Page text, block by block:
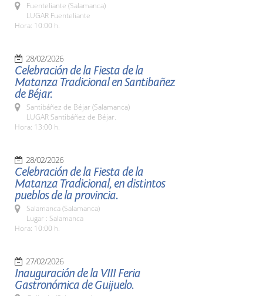
Fuenteliante (Salamanca)
LUGAR Fuenteliante
Hora: 10:00 h.
28/02/2026
Celebración de la Fiesta de la
Matanza Tradicional en Santibañez
de Béjar.
Santibáñez de Béjar (Salamanca)
LUGAR Santibáñez de Béjar.
Hora: 13:00 h.
28/02/2026
Celebración de la Fiesta de la
Matanza Tradicional, en distintos
pueblos de la provincia.
Salamanca (Salamanca)
Lugar : Salamanca
Hora: 10:00 h.
27/02/2026
Inauguración de la VIII Feria
Gastronómica de Guijuelo.